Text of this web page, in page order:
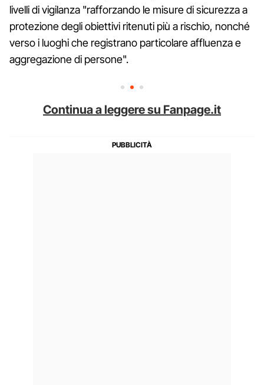
livelli di vigilanza "rafforzando le misure di sicurezza a
protezione degli obiettivi ritenuti più a rischio, nonché
verso i luoghi che registrano particolare affluenza e
aggregazione di persone".
Continua a leggere su Fanpage.it